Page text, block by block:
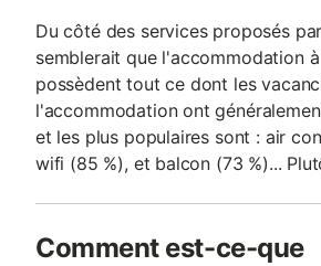
Du côté des services proposés
semblerait que l'accommodation
possèdent tout ce dont les
l'accommodation ont
et les plus populaires sont : air
wifi (85 %), et balcon (73 %)...
Comment est-ce-que